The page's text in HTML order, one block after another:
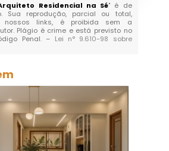
Residencial na Sé" é de
Sua reprodução, parcial ou total,
nossos links, é proibida sem a
Plágio é crime e está previsto no
Penal. – Lei n° 9.610-98 sobre